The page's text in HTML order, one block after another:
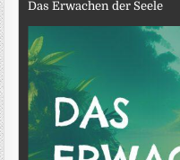
Das Erwachen der Seele